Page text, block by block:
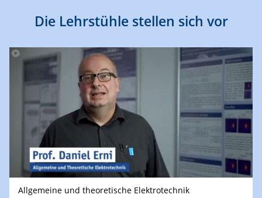
Die Lehrstühle stellen sich vor
Allgemeine und theoretische Elektrotechnik